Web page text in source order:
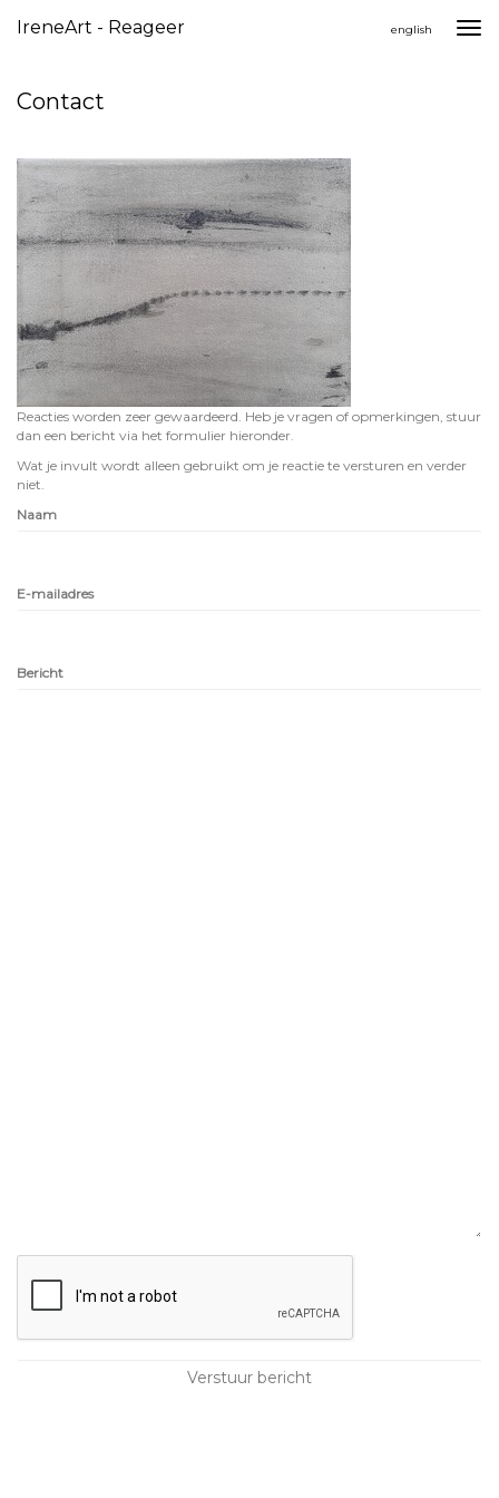
IreneArt - Reageer english
Contact
Reacties worden zeer gewaardeerd. Heb je vragen of opmerkingen, stuur
dan een bericht via het formulier hieronder.
Wat je invult wordt alleen gebruikt om je reactie te versturen en verder
niet.
Naam
E-mailadres
Bericht